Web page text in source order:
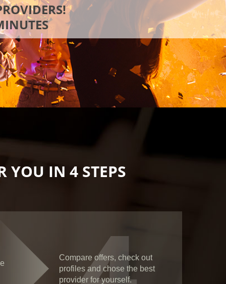
YOU IN 4 STEPS
Compare offers, check out
profiles and chose the best
provider for yourself.